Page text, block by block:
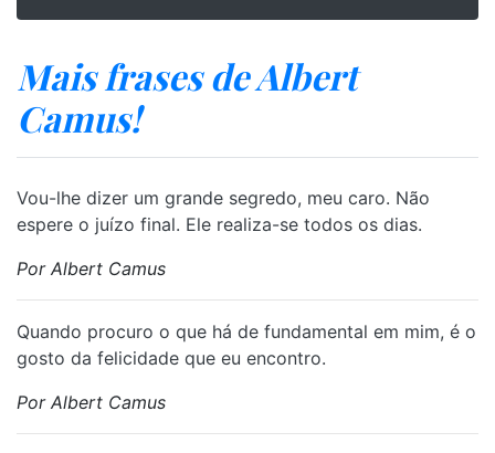
Mais frases de Albert
Camus!
Vou-lhe dizer um grande segredo, meu caro. Não
espere o juízo final. Ele realiza-se todos os dias.
Por Albert Camus
Quando procuro o que há de fundamental em mim, é o
gosto da felicidade que eu encontro.
Por Albert Camus